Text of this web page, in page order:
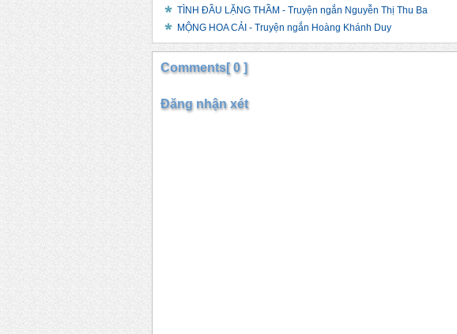
TÌNH ĐẦU LẶNG THẦM - Truyện ngắn Nguyễn Thị Thu Ba
MỘNG HOA CẢI - Truyện ngắn Hoàng Khánh Duy
Comments[ 0 ]
Đăng nhận xét